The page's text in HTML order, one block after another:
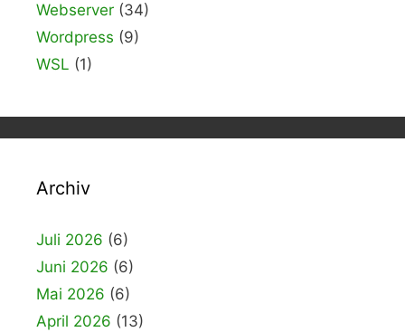
Webserver (34)
Wordpress (9)
WSL (1)
Archiv
Juli 2026 (6)
Juni 2026 (6)
Mai 2026 (6)
April 2026 (13)